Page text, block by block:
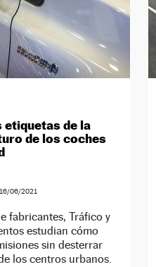
etiquetas de la
de los coches
16/06/2021
fabricantes, Tráfico y
estudian cómo
sin desterrar
los centros urbanos.